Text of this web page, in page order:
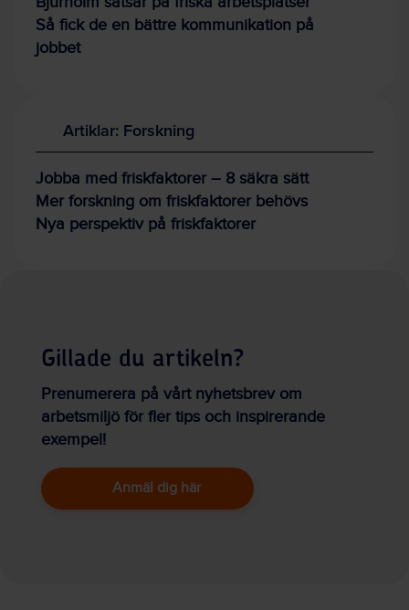
Så fick de en bättre kommunikation på
jobbet
Artiklar: Forskning
Jobba med friskfaktorer – 8 säkra sätt
Mer forskning om friskfaktorer behövs
Nya perspektiv på friskfaktorer
Gillade du artikeln?
Prenumerera på vårt nyhetsbrev om
arbetsmiljö för fler tips och inspirerande
exempel!
Anmäl dig här